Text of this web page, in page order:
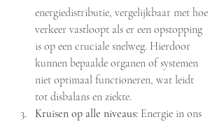
energiedistributie, vergelijkbaar met hoe
verkeer vastloopt als er een opstopping
is op een cruciale snelweg. Hierdoor
kunnen bepaalde organen of systemen
niet optimaal functioneren, wat leidt
tot disbalans en ziekte.
Kruisen op alle niveaus: Energie in ons